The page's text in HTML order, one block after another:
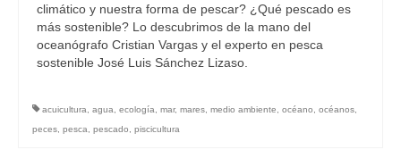
climático y nuestra forma de pescar? ¿Qué pescado es
más sostenible? Lo descubrimos de la mano del
oceanógrafo Cristian Vargas y el experto en pesca
sostenible José Luis Sánchez Lizaso.
acuicultura agua ecología mar, mares medio ambiente océano océanos
peces pesca pescado piscicultura